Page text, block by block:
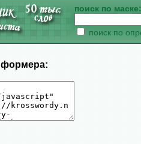
поиск по маске:
поиск по